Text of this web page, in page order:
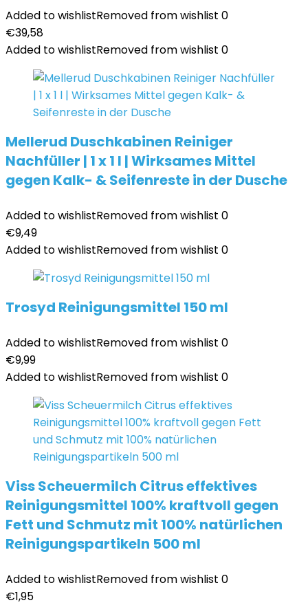
Added to wishlistRemoved from wishlist 0
€39,58
Added to wishlistRemoved from wishlist 0
Mellerud Duschkabinen Reiniger
Nachfüller | 1 x 1 l | Wirksames Mittel
gegen Kalk- & Seifenreste in der Dusche
Added to wishlistRemoved from wishlist 0
€9,49
Added to wishlistRemoved from wishlist 0
Trosyd Reinigungsmittel 150 ml
Added to wishlistRemoved from wishlist 0
€9,99
Added to wishlistRemoved from wishlist 0
Viss Scheuermilch Citrus effektives
Reinigungsmittel 100% kraftvoll gegen
Fett und Schmutz mit 100% natürlichen
Reinigungspartikeln 500 ml
Added to wishlistRemoved from wishlist 0
€1,95